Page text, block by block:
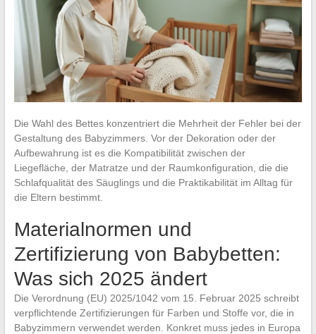
Die Wahl des Bettes konzentriert die Mehrheit der Fehler bei der
Gestaltung des Babyzimmers. Vor der Dekoration oder der
Aufbewahrung ist es die Kompatibilität zwischen der
Liegefläche, der Matratze und der Raumkonfiguration, die die
Schlafqualität des Säuglings und die Praktikabilität im Alltag für
die Eltern bestimmt.
Materialnormen und
Zertifizierung von Babybetten:
Was sich 2025 ändert
Die Verordnung (EU) 2025/1042 vom 15. Februar 2025 schreibt
verpflichtende Zertifizierungen für Farben und Stoffe vor, die in
Babyzimmern verwendet werden. Konkret muss jedes in Europa